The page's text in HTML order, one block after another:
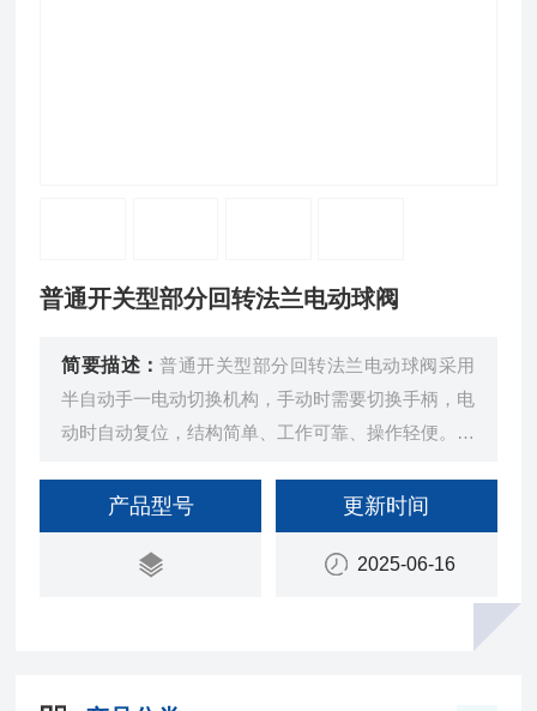
普通开关型部分回转法兰电动球阀
简要描述：普通开关型部分回转法兰电动球阀采用
半自动手一电动切换机构，手动时需要切换手柄，电
动时自动复位，结构简单、工作可靠、操作轻便。在
关闭或调节。
产品型号 更新时间
2025-06-16